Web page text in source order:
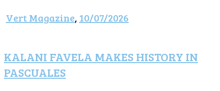
Vert Magazine, 10/07/2026
KALANI FAVELA MAKES HISTORY IN
PASCUALES